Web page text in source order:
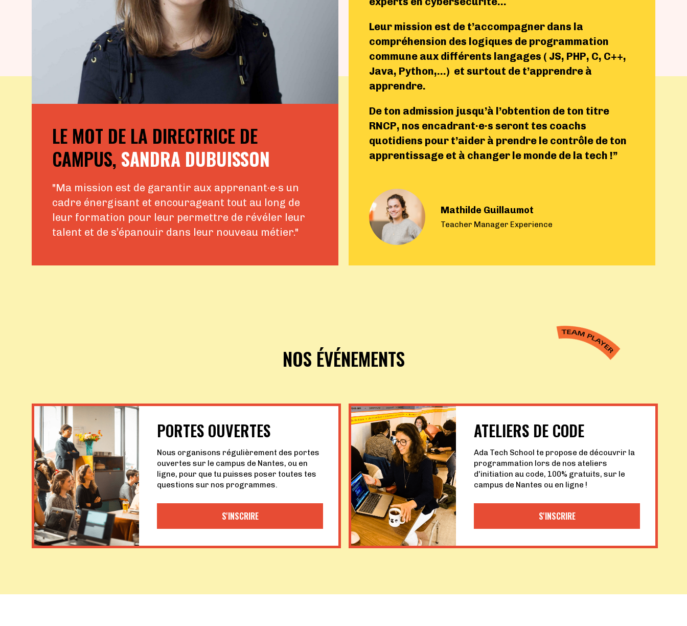
LE MOT DE LA DIRECTRICE DE
CAMPUS, SANDRA DUBUISSON
"Ma mission est de garantir aux apprenant·e·s un
cadre énergisant et encourageant tout au long de
leur formation pour leur permettre de révéler leur
talent et de s’épanouir dans leur nouveau métier."
Leur mission est de t’accompagner dans la
compréhension des logiques de programmation
commune aux différents langages ( JS, PHP, C, C++,
Java, Python,…) et surtout de t’apprendre à
apprendre.
De ton admission jusqu’à l’obtention de ton titre
RNCP, nos encadrant·e·s seront tes coachs
quotidiens pour t’aider à prendre le contrôle de ton
apprentissage et à changer le monde de la tech !”
Mathilde Guillaumot
Teacher Manager Experience
NOS ÉVÉNEMENTS
PORTES OUVERTES
Nous organisons régulièrement des portes
ouvertes sur le campus de Nantes, ou en
ligne, pour que tu puisses poser toutes tes
questions sur nos programmes.
S'INSCRIRE
ATELIERS DE CODE
Ada Tech School te propose de découvrir la
programmation lors de nos ateliers
d'initiation au code, 100% gratuits, sur le
campus de Nantes ou en ligne !
S'INSCRIRE